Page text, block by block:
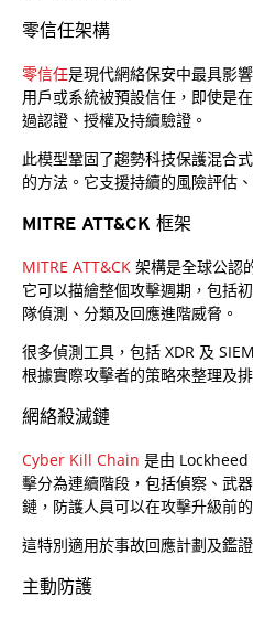
零信任架構
零信任是現代網絡保安中最具影
用戶或系統被預設信任，即使是
過認證、授權及持續驗證。
此模型鞏固了趨勢科技保護混合
的方法。它支援持續的風險評估
MITRE ATT&CK 框架
MITRE ATT&CK 架構是全球公認
它可以描繪整個攻擊週期，包括
隊偵測、分類及回應進階威脅。
很多偵測工具，包括 XDR 及
根據實際攻擊者的策略來整理及
網絡殺滅鏈
Cyber Kill Chain 是由
擊分為連續階段，包括偵察、武
鏈，防護人員可以在攻擊升級前
這特別適用於事故回應計劃及鑑證
主動防護